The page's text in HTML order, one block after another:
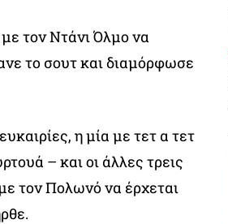
τον Ντάνι Όλμο να
το σουτ και διαμόρφωσε
η μία με τετ α τετ
– και οι άλλες τρεις
τον Πολωνό να έρχεται